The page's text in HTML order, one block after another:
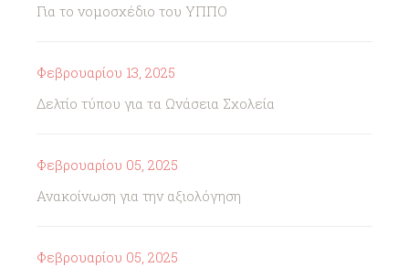
Για το νομοσχέδιο του ΥΠΠΟ
Φεβρουαρίου 13, 2025
Δελτίο τύπου για τα Ωνάσεια Σχολεία
Φεβρουαρίου 05, 2025
Ανακοίνωση για την αξιολόγηση
Φεβρουαρίου 05, 2025